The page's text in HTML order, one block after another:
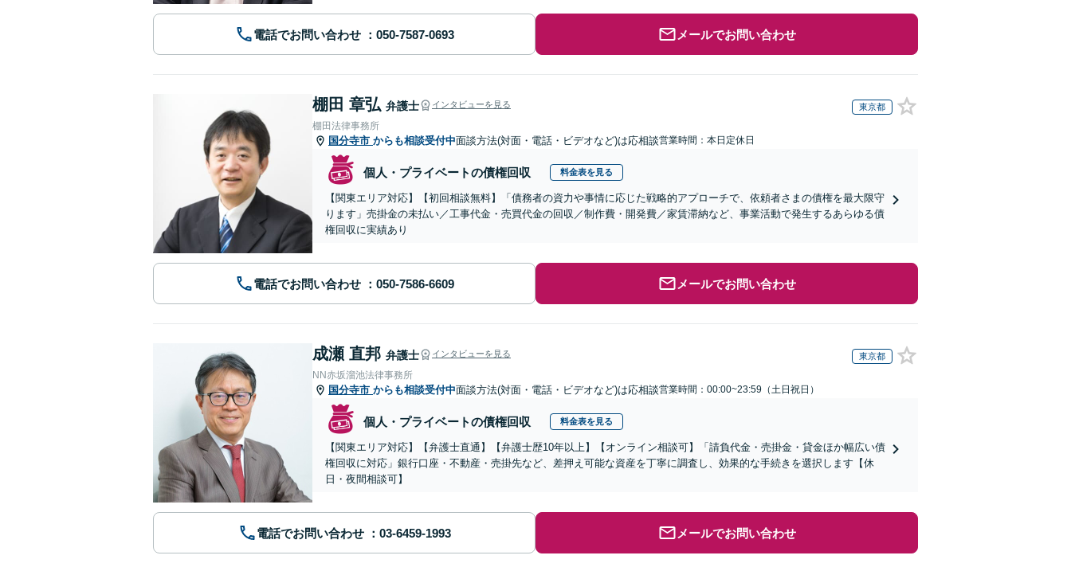
電話でお問い合わせ メールでお問い合わせ
棚田 章弘 弁護士 インタビューを見る 東京都
棚田法律事務所
国分寺市 からも相談受付中面談方法(対面・電話・ビデオなど)は応相談営業時間：本日定休日
個人・プライベートの債権回収 料金表を見る
【関東エリア対応】【初回相談無料】「債務者の資力や事情に応じた戦略的アプローチで、依頼者さまの債権を最大限守
ります」売掛金の未払い／工事代金・売買代金の回収／制作費・開発費／家賃滞納など、事業活動で発生するあらゆる債
権回収に実績あり
電話でお問い合わせ メールでお問い合わせ
成瀬 直邦 弁護士 インタビューを見る 東京都
NN赤坂溜池法律事務所
国分寺市 からも相談受付中面談方法(対面・電話・ビデオなど)は応相談営業時間：00:00~23:59（土日祝日）
個人・プライベートの債権回収 料金表を見る
【関東エリア対応】【弁護士直通】【弁護士歴10年以上】【オンライン相談可】「請負代金・売掛金・貸金ほか幅広い債
権回収に対応」銀行口座・不動産・売掛先など、差押え可能な資産を丁寧に調査し、効果的な手続きを選択します【休
日・夜間相談可】
電話でお問い合わせ メールでお問い合わせ